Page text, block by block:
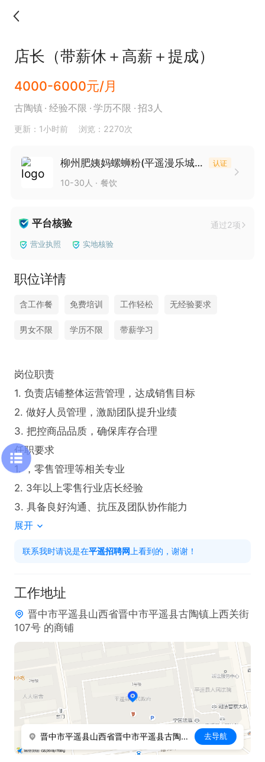
店长（带薪休＋高薪＋提成）
4000-6000元/月
古陶镇 经验不限 学历不限 招3人
更新：1小时前 浏览：2270次
柳州肥姨妈螺蛳粉(平遥漫乐城店) 认证
10-30人 餐饮
平台核验 通过2项
营业执照 实地核验
职位详情
含工作餐 免费培训 工作轻松 无经验要求
男女不限 学历不限 带薪学习
岗位职责
1. 负责店铺整体运营管理，达成销售目标
2. 做好人员管理，激励团队提升业绩
3. 把控商品品质，确保库存合理
任职要求
1. ，零售管理等相关专业
2. 3年以上零售行业店长经验
3. 具备良好沟通、抗压及团队协作能力
展开
联系我时请说是在平遥招聘网 上看到的，谢谢！
工作地址
晋中市平遥县山西省晋中市平遥县古陶镇上西关街
107号 的商铺
晋中市平遥县山西省晋中市平遥县古陶镇上西关街107号 的商铺 去导航